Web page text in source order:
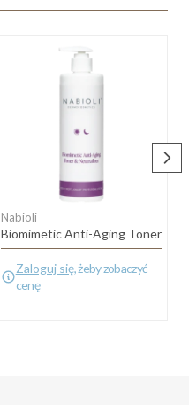
Nabioli
Biomimetic Anti-Aging Toner
Zaloguj się, żeby zobaczyć
cenę